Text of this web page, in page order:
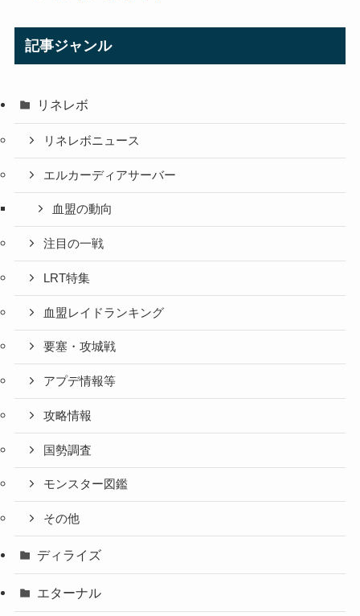
記事ジャンル
リネレボ
リネレボニュース
エルカーディアサーバー
血盟の動向
注目の一戦
LRT特集
血盟レイドランキング
要塞・攻城戦
アプデ情報等
攻略情報
国勢調査
モンスター図鑑
その他
ディライズ
エターナル